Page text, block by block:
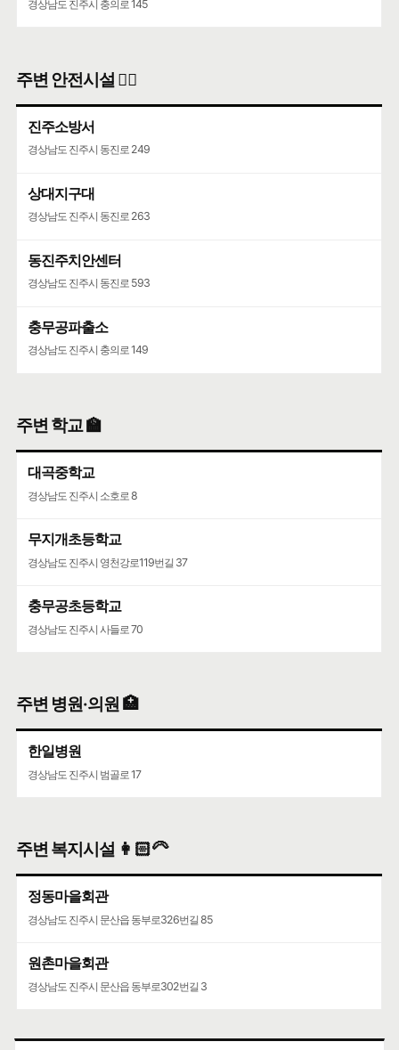
경상남도 진주시 충의로 145
주변 안전시설 👮‍♀️
진주소방서
경상남도 진주시 동진로 249
상대지구대
경상남도 진주시 동진로 263
동진주치안센터
경상남도 진주시 동진로 593
충무공파출소
경상남도 진주시 충의로 149
주변 학교 🏫
대곡중학교
경상남도 진주시 소호로 8
무지개초등학교
경상남도 진주시 영천강로119번길 37
충무공초등학교
경상남도 진주시 사들로 70
주변 병원·의원 🏥
한일병원
경상남도 진주시 범골로 17
주변 복지시설 👩🏻‍🦳
정동마을회관
경상남도 진주시 문산읍 동부로326번길 85
원촌마을회관
경상남도 진주시 문산읍 동부로302번길 3